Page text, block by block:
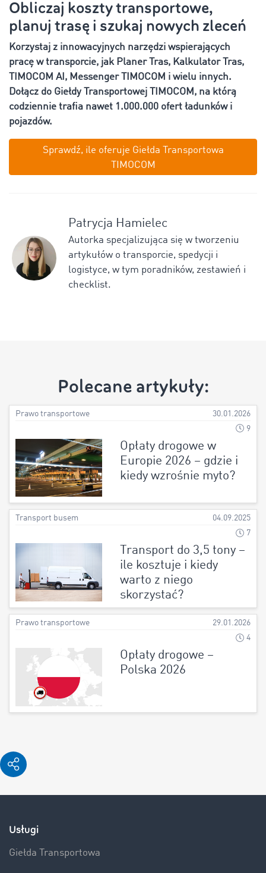
Obliczaj koszty transportowe,
planuj trasę i szukaj nowych zleceń
Korzystaj z innowacyjnych narzędzi wspierających
pracę w transporcie, jak Planer Tras, Kalkulator Tras,
TIMOCOM AI, Messenger TIMOCOM i wielu innych.
Dołącz do Giełdy Transportowej TIMOCOM, na którą
codziennie trafia nawet 1.000.000 ofert ładunków i
pojazdów.
Sprawdź, ile oferuje Giełda Transportowa
TIMOCOM
Patrycja Hamielec
Autorka specjalizująca się w tworzeniu
artykułów o transporcie, spedycji i
logistyce, w tym poradników, zestawień i
checklist.
Polecane artykuły:
Prawo transportowe
30.01.2026
9
Opłaty drogowe w
Europie 2026 – gdzie i
kiedy wzrośnie myto?
Transport busem
04.09.2025
7
Transport do 3,5 tony –
ile kosztuje i kiedy
warto z niego
skorzystać?
Prawo transportowe
29.01.2026
4
Opłaty drogowe –
Polska 2026
Usługi
Giełda Transportowa